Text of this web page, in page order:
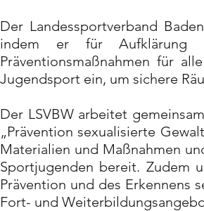
Der Landessportverband
indem er für Aufklärung
Präventionsmaßnahmen für
Jugendsport ein, um sichere
Der LSVBW arbeitet
„Prävention sexualisierte
Materialien und Maßnahmen
Sportjugenden bereit. Zudem
Prävention und des Erkennens
Fort- und